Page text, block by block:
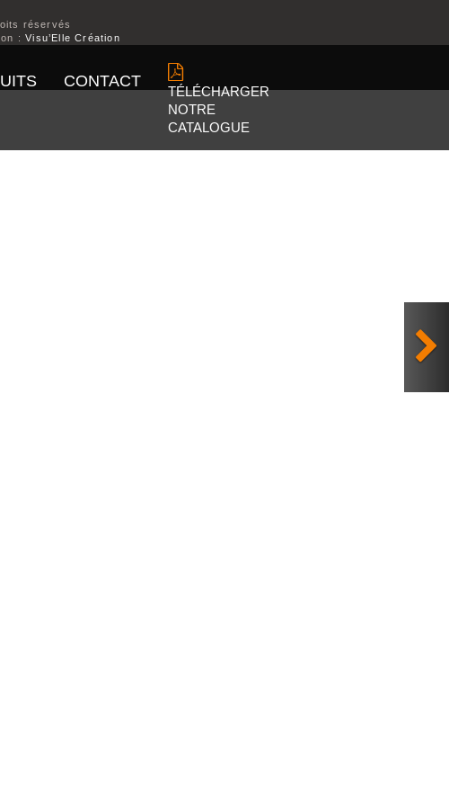
CONTACT
TÉLÉCHARGER
NOTRE
CATALOGUE
réservés
:Visu’Elle Création